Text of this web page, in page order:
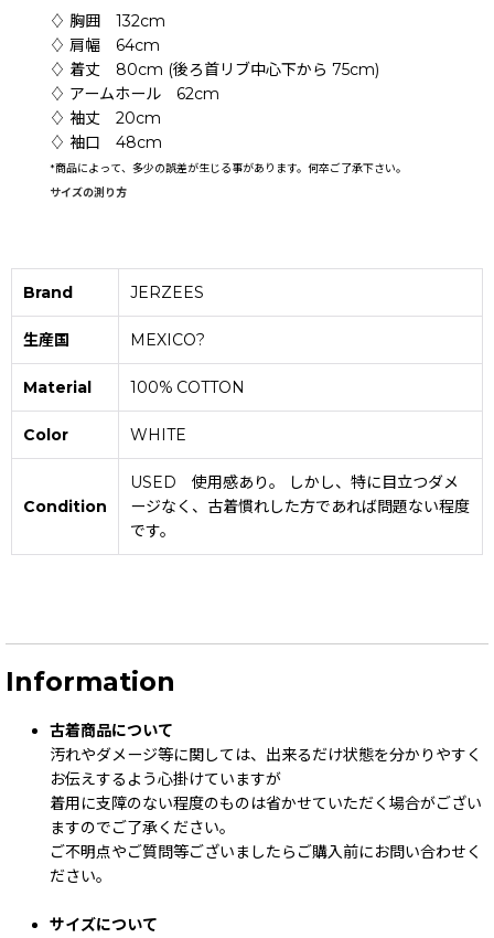
♢ 胸囲 132cm
♢ 肩幅 64cm
♢ 着丈 80cm (後ろ首リブ中心下から 75cm)
♢ アームホール 62cm
♢ 袖丈 20cm
♢ 袖口 48cm
*商品によって、多少の誤差が生じる事があります。何卒ご了承下さい。
サイズの測り方
Brand JERZEES
生産国 MEXICO?
Material 100% COTTON
Color WHITE
Condition
USED 使用感あり。 しかし、特に目立つダメ
ージなく、古着慣れした方であれば問題ない程度
です。
Information
古着商品について
汚れやダメージ等に関しては、出来るだけ状態を分かりやすく
お伝えするよう心掛けていますが
着用に支障のない程度のものは省かせていただく場合がござい
ますのでご了承ください。
ご不明点やご質問等ございましたらご購入前にお問い合わせく
ださい。
サイズについて